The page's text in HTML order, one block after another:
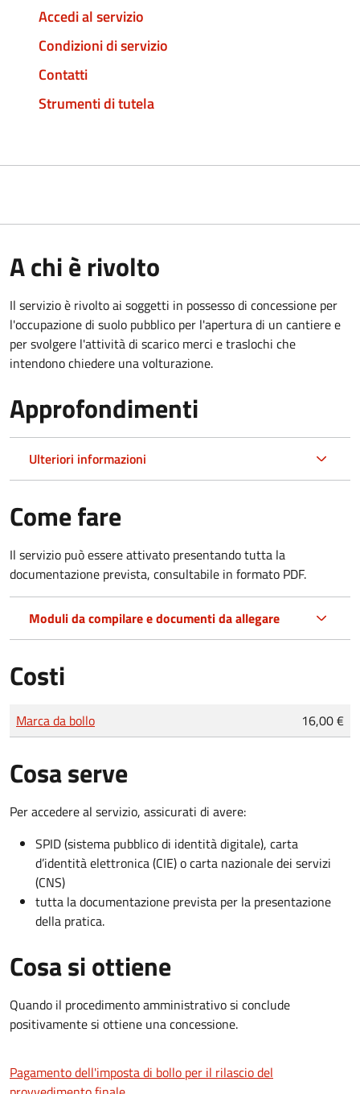
Accedi al servizio
Condizioni di servizio
Contatti
Strumenti di tutela
A chi è rivolto
Il servizio è rivolto ai soggetti in possesso di concessione per
l'occupazione di suolo pubblico per l'apertura di un cantiere e
per svolgere l'attività di scarico merci e traslochi che
intendono chiedere una volturazione.
Approfondimenti
Ulteriori informazioni
Come fare
Il servizio può essere attivato presentando tutta la
documentazione prevista, consultabile in formato PDF.
Moduli da compilare e documenti da allegare
Costi
Tipo di pagamento
Importo
Marca da bollo 16,00 €
Cosa serve
Per accedere al servizio, assicurati di avere:
SPID (sistema pubblico di identità digitale), carta
d’identità elettronica (CIE) o carta nazionale dei servizi
(CNS)
tutta la documentazione prevista per la presentazione
della pratica.
Cosa si ottiene
Quando il procedimento amministrativo si conclude
positivamente si ottiene una concessione.
Pagamento dell'imposta di bollo per il rilascio del